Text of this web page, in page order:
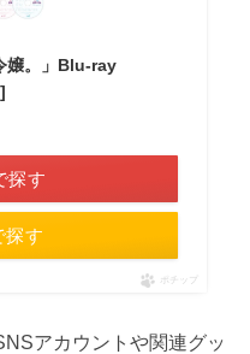
嬢。」Blu-ray
探す
探す
ポチップ
アカウントや関連グッ